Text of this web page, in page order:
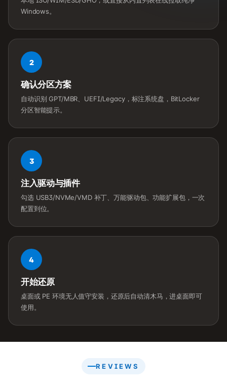
教
程
Windows。
2
确认分区方案
自动识别 GPT/MBR、UEFI/Legacy，标注系统盘，BitLocker
分区智能提示。
3
注入驱动与插件
勾选 USB3/NVMe/VMD 补丁、万能驱动包、功能扩展包，一次
配置到位。
4
开始还原
桌面或 PE 环境无人值守安装，还原后自动清木马，进桌面即可
使用。
REVIEWS